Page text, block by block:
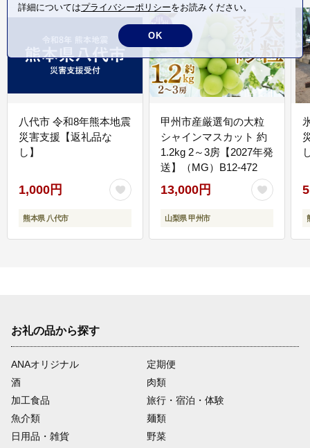
八代市 令和8年熊本地震
災害支援【返礼品な
し】
1,000円
熊本県 八代市
甲州市産厳選旬の大粒
シャインマスカット 約
1.2kg 2～3房【2027年発
送】（MG）B12-472
13,000円
山梨県 甲州市
お礼の品から探す
ANAオリジナル
定期便
酒
肉類
加工食品
旅行・宿泊・体験
魚介類
麺類
日用品・雑貨
野菜
詳細についてはプライバシーポリシーをお読みください。
OK